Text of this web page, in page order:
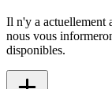
Il n'y a actuellement
nous vous
disponibles.